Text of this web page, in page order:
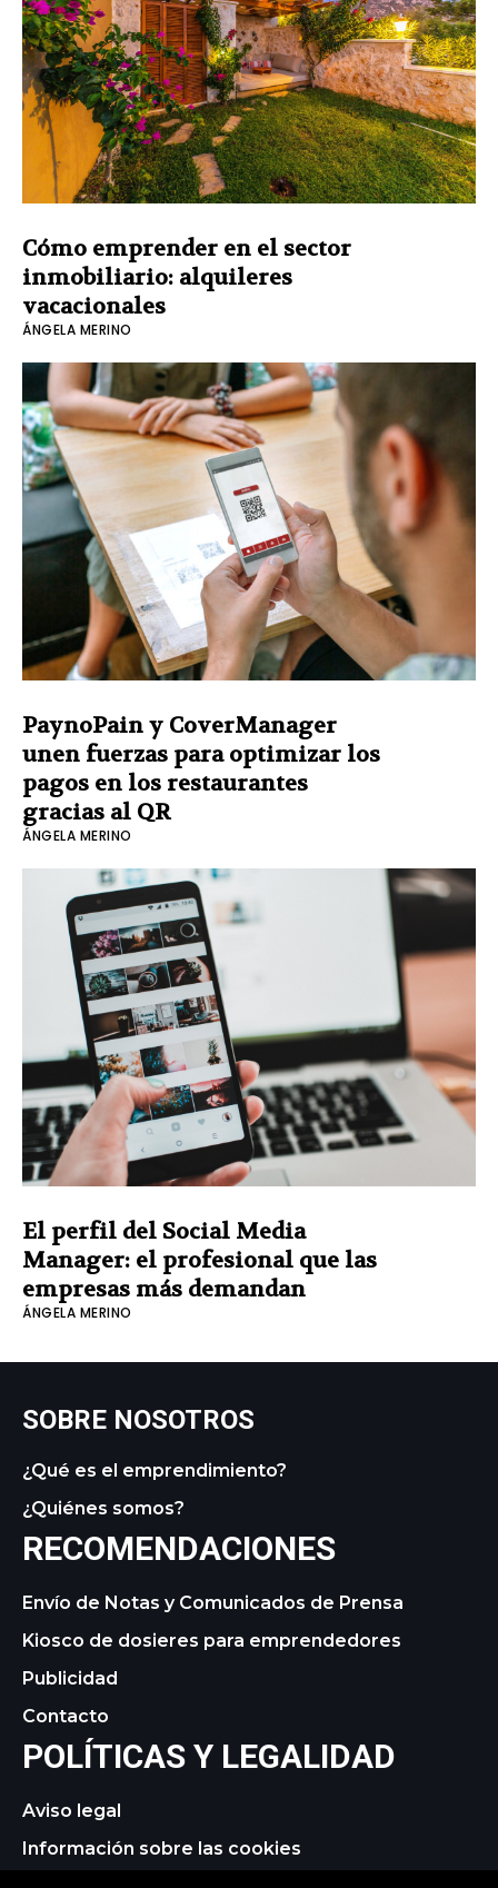
Cómo emprender en el sector
inmobiliario: alquileres
vacacionales
ÁNGELA MERINO
PaynoPain y CoverManager
unen fuerzas para optimizar los
pagos en los restaurantes
gracias al QR
ÁNGELA MERINO
El perfil del Social Media
Manager: el profesional que las
empresas más demandan
ÁNGELA MERINO
SOBRE NOSOTROS
¿Qué es el emprendimiento?
¿Quiénes somos?
RECOMENDACIONES
Envío de Notas y Comunicados de Prensa
Kiosco de dosieres para emprendedores
Publicidad
Contacto
POLÍTICAS Y LEGALIDAD
Aviso legal
Información sobre las cookies